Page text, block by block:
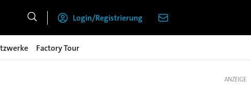
Login/Registrierung
Factory Tour
ANZEIGE